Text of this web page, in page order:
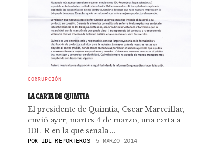
CORRUPCIÓN
LA CARTA DE QUIMTIA
El presidente de Quimtia, Oscar Marceillac,
envió ayer, martes 4 de marzo, una carta a
IDL-R en la que señala ...
POR IDL-REPORTEROS 5 MARZO 2014